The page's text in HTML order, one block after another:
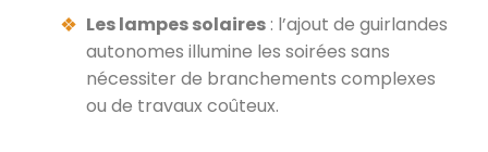
Les lampes solaires : l’ajout de guirlandes
autonomes illumine les soirées sans
nécessiter de branchements complexes
ou de travaux coûteux.